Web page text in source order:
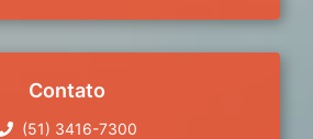
Contato
(51) 3416-7300